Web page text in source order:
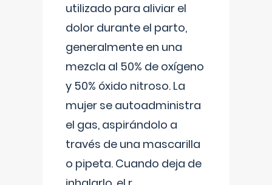
utilizado para aliviar el
dolor durante el parto,
generalmente en una
mezcla al 50% de oxígeno
y 50% óxido nitroso. La
mujer se autoadministra
el gas, aspirándolo a
través de una mascarilla
o pipeta. Cuando deja de